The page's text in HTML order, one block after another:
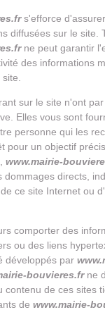
s'efforce
diffusées sur le site.
ne peut garantir
des informations
sur le site n'ont
Elles vous sont
personne qui les
pour un objectif
www.mairie-
dommages directs,
ce site Internet ou
comporter des
ou des liens
développés par
bouvieres.frne
contenu de ces sites
dewww.mairie-